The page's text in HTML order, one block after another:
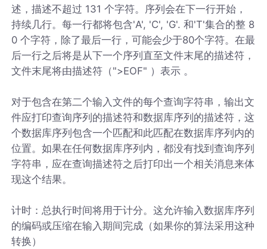
述，描述不超过 131 个字符。序列会在下一行开始，
持续几行。每一行都将包含'A', 'C', 'G'. 和'T'集合的整 8
0 个字符，除了最后一行，可能会少于80个字符。在最
后一行之后将是从下一个序列直至文件末尾的描述符，
文件末尾将由描述符（">EOF" ）表示 。
对于包含在第二个输入文件的每个查询字符串，输出文
件应打印查询序列的描述符和数据库序列的描述符，这
个数据库序列包含一个匹配和此匹配在数据库序列内的
位置。如果在任何数据库序列内，都没有找到查询序列
字符串，应在查询描述符之后打印出一个相关消息来体
现这个结果。
计时：总执行时间将用于计分。这允许输入数据库序列
的编码或压缩在输入期间完成（如果你的算法采用这种
转换）